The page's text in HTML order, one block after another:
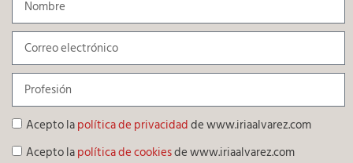
Acepto lapolítica de privacidadde www.iriaalvarez.com
Acepto lapolítica de cookiesde www.iriaalvarez.com